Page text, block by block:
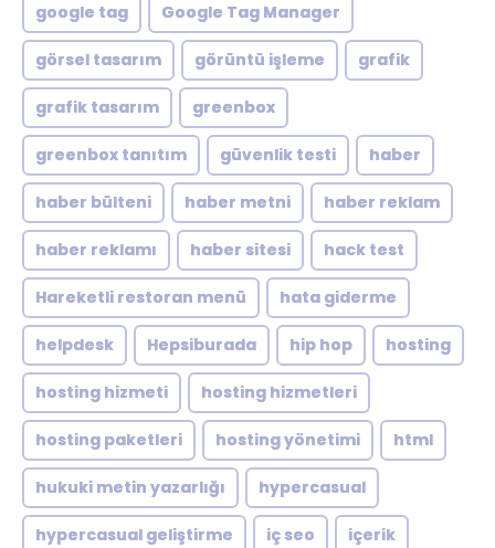
google tag Google Tag Manager
görsel tasarım görüntü işleme grafik
grafik tasarım greenbox
greenbox tanıtım güvenlik testi haber
haber bülteni haber metni haber reklam
haber reklamı haber sitesi hack test
Hareketli restoran menü hata giderme
helpdesk Hepsiburada hip hop hosting
hosting hizmeti hosting hizmetleri
hosting paketleri hosting yönetimi html
hukuki metin yazarlığı hypercasual
hypercasual geliştirme iç seo içerik